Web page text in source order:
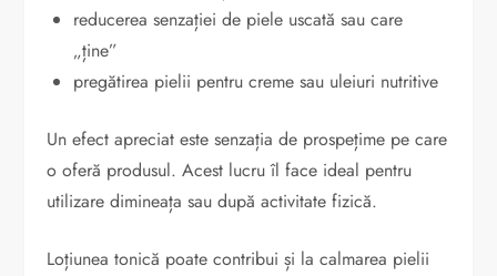
reducerea senzației de piele uscată sau care
„ține”
pregătirea pielii pentru creme sau uleiuri nutritive
Un efect apreciat este senzația de prospețime pe care
o oferă produsul. Acest lucru îl face ideal pentru
utilizare dimineața sau după activitate fizică.
Loțiunea tonică poate contribui și la calmarea pielii